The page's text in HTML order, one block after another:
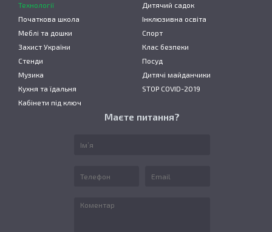
Технології
Дитячий садок
Початкова школа
Інклюзивна освіта
Меблі та дошки
Спорт
Захист України
Клас безпеки
Стенди
Посуд
Музика
Дитячі майданчики
Кухня та їдальня
STOP COVID-2019
Кабінети під ключ
Маєте питання?